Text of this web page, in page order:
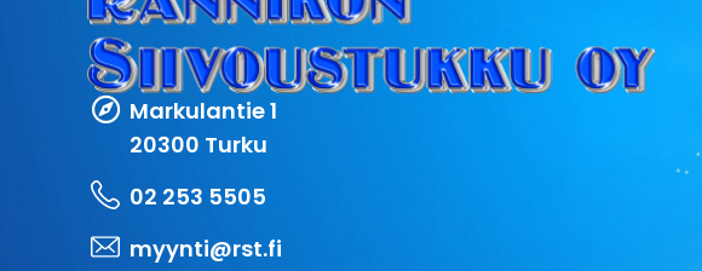
Markulantie 1
20300 Turku
02 253 5505
myynti@rst.fi